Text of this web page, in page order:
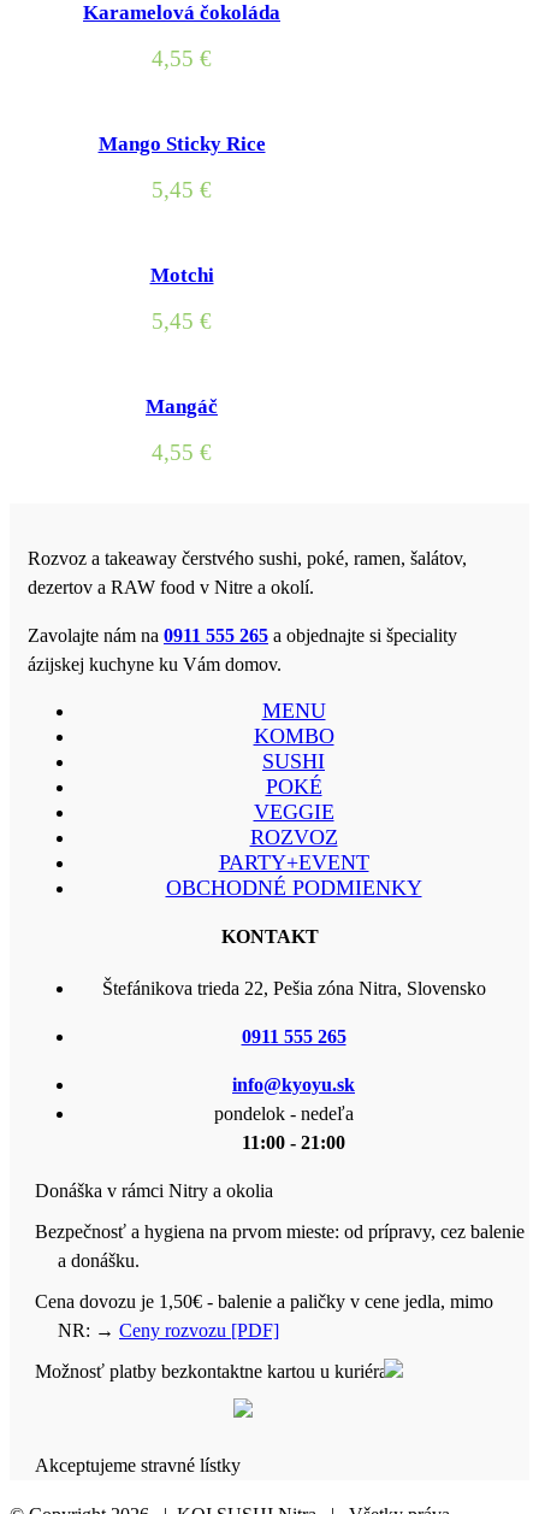
Karamelová čokoláda
4,55 €
Mango Sticky Rice
5,45 €
Motchi
5,45 €
Mangáč
4,55 €
Rozvoz a takeaway čerstvého sushi, poké, ramen, šalátov,
dezertov a RAW food v Nitre a okolí.
Zavolajte nám na 0911 555 265 a objednajte si špeciality
ázijskej kuchyne ku Vám domov.
MENU
KOMBO
SUSHI
POKÉ
VEGGIE
ROZVOZ
PARTY+EVENT
OBCHODNÉ PODMIENKY
KONTAKT
Štefánikova trieda 22, Pešia zóna Nitra, Slovensko
0911 555 265
info@kyoyu.sk
pondelok - nedeľa
11:00 - 21:00
Donáška v rámci Nitry a okolia
Bezpečnosť a hygiena na prvom mieste: od prípravy, cez balenie
a donášku.
Cena dovozu je 1,50€ - balenie a paličky v cene jedla, mimo
NR: → Ceny rozvozu [PDF]
Možnosť platby bezkontaktne kartou u kuriéra
Akceptujeme stravné lístky